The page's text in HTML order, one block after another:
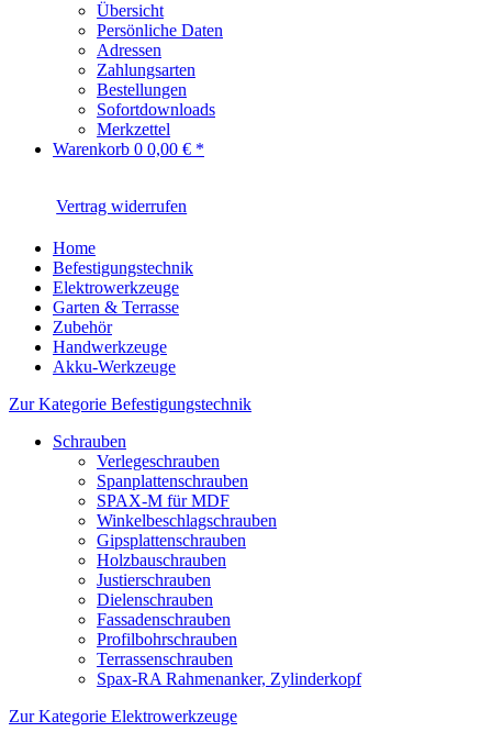
Übersicht
Persönliche Daten
Adressen
Zahlungsarten
Bestellungen
Sofortdownloads
Merkzettel
Warenkorb 0 0,00 € *
Vertrag widerrufen
Home
Befestigungstechnik
Elektrowerkzeuge
Garten & Terrasse
Zubehör
Handwerkzeuge
Akku-Werkzeuge
Zur Kategorie Befestigungstechnik
Schrauben
Verlegeschrauben
Spanplattenschrauben
SPAX-M für MDF
Winkelbeschlagschrauben
Gipsplattenschrauben
Holzbauschrauben
Justierschrauben
Dielenschrauben
Fassadenschrauben
Profilbohrschrauben
Terrassenschrauben
Spax-RA Rahmenanker, Zylinderkopf
Zur Kategorie Elektrowerkzeuge